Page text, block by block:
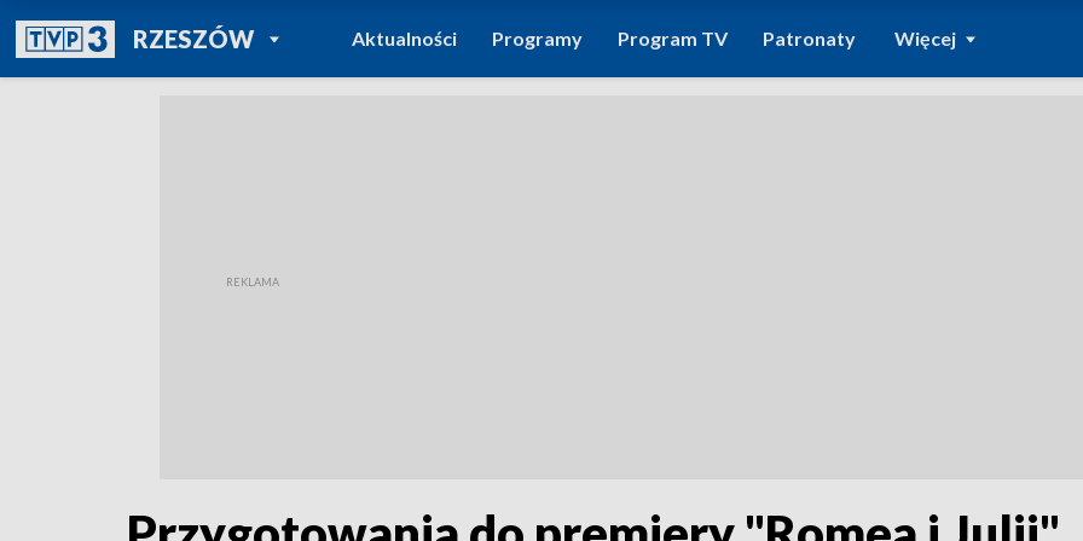
RZESZÓWPOWRÓT DO
TVP REGIONY
Aktualności Programy Program TV Patronaty Więcej